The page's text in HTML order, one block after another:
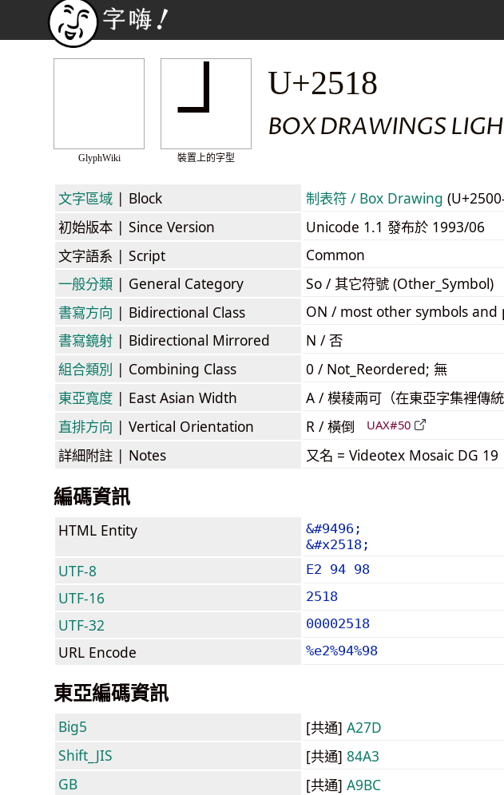
GlyphWiki
┘
裝置上的字型
U+2518
BOX DRAWINGS
文字區域 | Block 制表符 / Box Drawing
初始版本 | Since Version
Unicode 1.1 發布於 1993/06
文字語系 | Script
Common
一般分類 | General Category
So / 其它符號 (Other_Symbol)
書寫方向 | Bidirectional Class
ON / most other symbols
書寫鏡射 | Bidirectional Mirrored
N / 否
組合類別 | Combining Class
0 / Not_Reordered; 無
東亞寬度 | East Asian Width A / 模稜兩可（在東亞字集裡傳
直排方向 | Vertical Orientation R / 橫倒 UAX#50
詳細附註 | Notes 又名 = Videotex Mosaic DG 19
編碼資訊
HTML Entity
&#9496;
&#x2518;
UTF-8 E2 94 98
UTF-16 2518
UTF-32 00002518
URL Encode %e2%94%98
東亞編碼資訊
Big5 [共通] A27D
Shift_JIS
[共通] 84A3
GB
[共通] A9BC